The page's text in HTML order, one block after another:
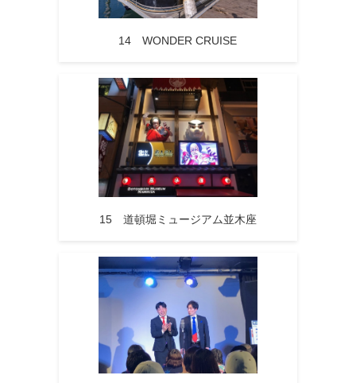
14 WONDER CRUISE
15 道頓堀ミュージアム並木座